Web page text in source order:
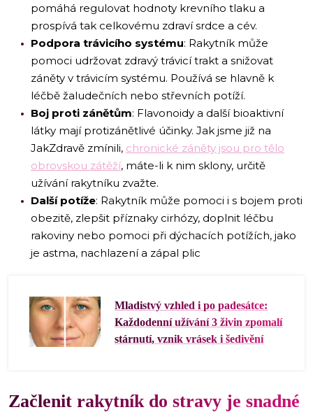
pomáhá regulovat hodnoty krevního tlaku a
prospívá tak celkovému zdraví srdce a cév.
Podpora trávicího systému: Rakytník může
pomoci udržovat zdravý trávicí trakt a snižovat
záněty v trávicím systému. Používá se hlavně k
léčbě žaludečních nebo střevních potíží.
Boj proti zánětům: Flavonoidy a další bioaktivní
látky mají protizánětlivé účinky. Jak jsme již na
JakZdravě zmínili, chronické záněty jsou pro tělo
obrovskou zátěží, máte-li k nim sklony, určitě
užívání rakytníku zvažte.
Další potíže: Rakytník může pomoci i s bojem proti
obezitě, zlepšit příznaky cirhózy, doplnit léčbu
rakoviny nebo pomoci při dýchacích potížích, jako
je astma, nachlazení a zápal plic
Mladistvý vzhled i po padesátce:
Každodenní užívání 3 živin zpomalí
stárnutí, vznik vrásek i šedivění
Začlenit rakytník do stravy je snadné